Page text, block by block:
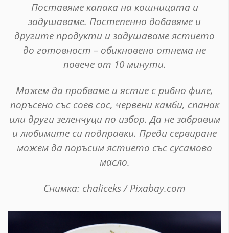
Поставяме капака на кошницата и
задушаваме. Постепенно добавяме и
другите продукти и задушаваме ястието
до готовност – обикновено отнема не
повече от 10 минути.
Можем да пробваме и ястие с рибно филе,
поръсено със соев сос, червени камби, спанак
или други зеленчуци по избор. Да не забравим
и любимите си подправки. Преди сервиране
можем да поръсим ястието със сусамово
масло.
Снимка: chaliceks / Pixabay.com